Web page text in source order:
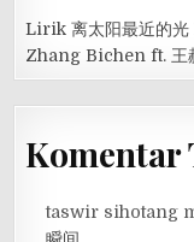
Lirik 离太阳最近的
Zhang Bichen ft. 王
Komentar
taswir sihotang